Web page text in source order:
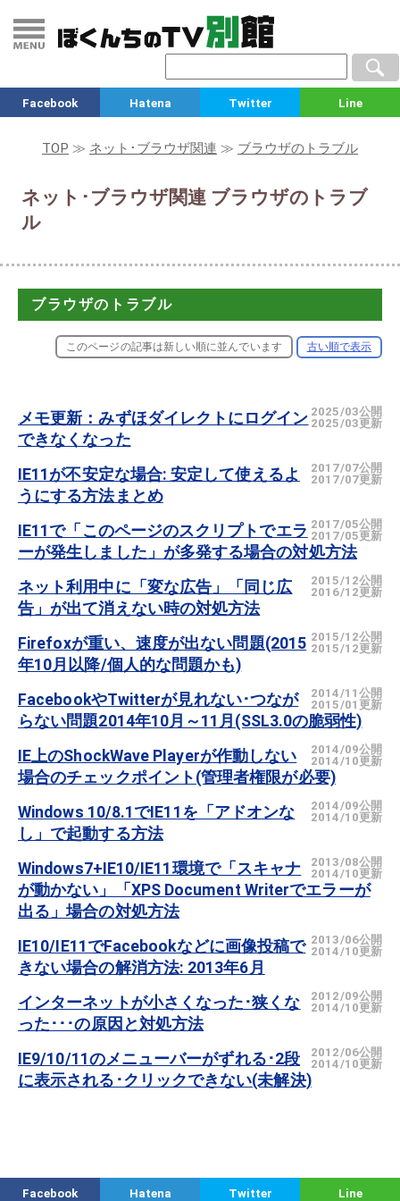
Facebook Hatena Twitter Line
TOP ≫ ネット･ブラウザ関連 ≫ ブラウザのトラブル
ネット･ブラウザ関連 ブラウザのトラブ
ル
ブラウザのトラブル
このページの記事は新しい順に並んでいます 古い順で表示
2025/03公開
2025/03更新
メモ更新：みずほダイレクトにログイン
できなくなった
2017/07公開
2017/07更新
IE11が不安定な場合: 安定して使えるよ
うにする方法まとめ
2017/05公開
2017/05更新
IE11で「このページのスクリプトでエラ
ーが発生しました」が多発する場合の対処方法
2015/12公開
2016/12更新
ネット利用中に「変な広告」「同じ広
告」が出て消えない時の対処方法
2015/12公開
2015/12更新
Firefoxが重い、速度が出ない問題(2015
年10月以降/個人的な問題かも)
2014/11公開
2015/01更新
FacebookやTwitterが見れない･つなが
らない問題2014年10月～11月(SSL3.0の脆弱性)
2014/09公開
2014/10更新
IE上のShockWave Playerが作動しない
場合のチェックポイント(管理者権限が必要)
2014/09公開
2014/10更新
Windows 10/8.1でIE11を「アドオンな
し」で起動する方法
2013/08公開
2014/10更新
Windows7+IE10/IE11環境で「スキャナ
が動かない」「XPS Document Writerでエラーが
出る」場合の対処方法
2013/06公開
2014/10更新
IE10/IE11でFacebookなどに画像投稿で
きない場合の解消方法: 2013年6月
2012/09公開
2014/10更新
インターネットが小さくなった･狭くな
った･･･の原因と対処方法
2012/06公開
2014/10更新
IE9/10/11のメニューバーがずれる･2段
に表示される･クリックできない(未解決)
Facebook Hatena Twitter Line